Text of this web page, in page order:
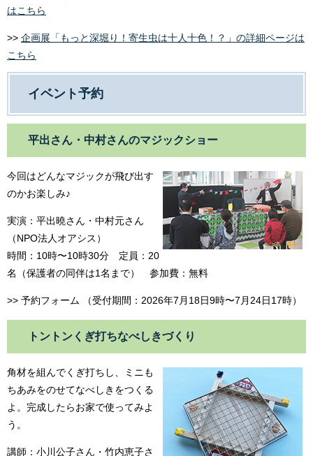
はこちら
>> 企画展「もっと深堀り！寄生虫は十人十色！？」の詳細ページは
こちら
イベント予約
平出さん・中村さんのマジックショー
今回はどんなマジックが飛び出す
のかお楽しみ♪
実演：平出曉さん・中村元さん
（NPO法人オアシス）
時間：10時〜10時30分 定員：20
名（保護者の同伴は1名まで） 参加費：無料
>> 予約フォーム （受付期間：2026年7月18日9時〜7月24日17時）
トントンくぎ打ちなべしきづくり
角材を組んでくぎ打ちし、ミニも
ちあみをのせてなべしきをつくる
よ。完成したらお家で使ってみよ
う。
講師：小川公子さん・竹内恵子さ